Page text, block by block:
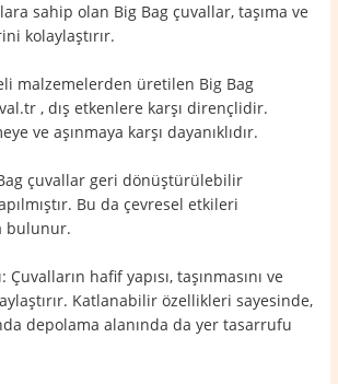
sahip olan Big Bag çuvallar, taşıma ve
kolaylaştırır.
malzemelerden üretilen Big Bag
, dış etkenlere karşı dirençlidir.
ve aşınmaya karşı dayanıklıdır.
çuvallar geri dönüştürülebilir
Bu da çevresel etkileri
bulunur.
Çuvalların hafif yapısı, taşınmasını ve
Katlanabilir özellikleri sayesinde,
depolama alanında da yer tasarrufu